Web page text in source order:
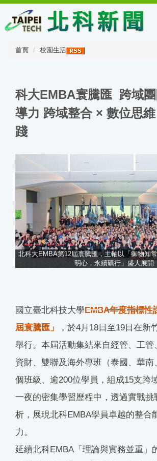
主
首頁 校園生活
科大EMBA寰騰匯 跨域
導力 跨域整合 × 數位思
踐
北科大EMBA第12屆寰騰匯，主軸以「御物知
明心，永續礪行」盛大展開
國立臺北科技大學EMBA年度指標
屆寰騰匯」
，於4月18日至19日在新
舉行。本屆活動集結來自經管、工管
資財、雙聯及海外專班（泰國、華南
個班級、逾200位學員，組成15支跨
一夜的密集學習歷程中，透過實戰挑
析，展現北科EMBA學員卓越的整合
力。
延續北科EMBA「理論與實務並重」